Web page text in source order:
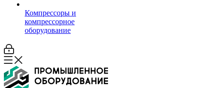
Компрессоры и
компрессорное
оборудование